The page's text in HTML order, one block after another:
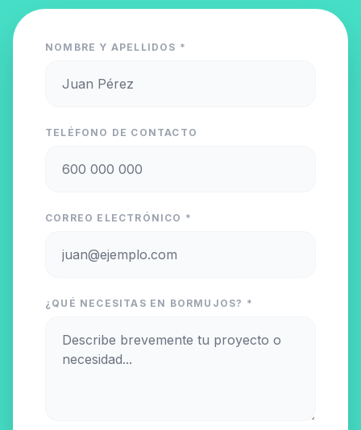
NOMBRE Y APELLIDOS *
TELÉFONO DE CONTACTO
CORREO ELECTRÓNICO *
¿QUÉ NECESITAS EN BORMUJOS? *